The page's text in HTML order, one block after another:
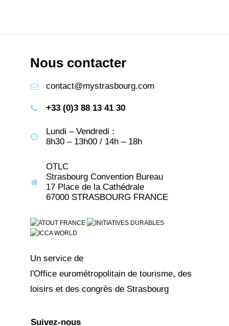
Nous contacter
contact@mystrasbourg.com
+33 (0)3 88 13 41 30
Lundi – Vendredi :
8h30 – 13h00 / 14h – 18h
OTLC
Strasbourg Convention Bureau
17 Place de la Cathédrale
67000 STRASBOURG FRANCE
Un service de
l'Office eurométropolitain de tourisme, des
loisirs et des congrès de Strasbourg
Suivez-nous